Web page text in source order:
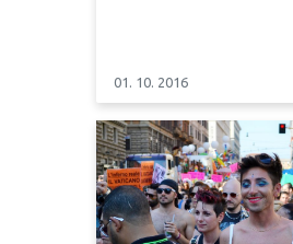
01. 10. 2016